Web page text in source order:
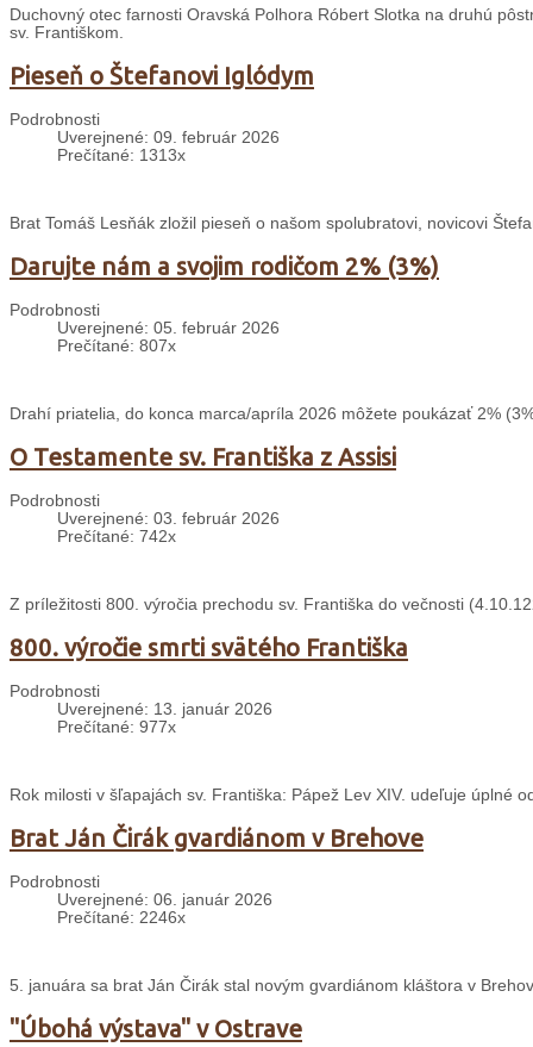
Duchovný otec farnosti Oravská Polhora Róbert Slotka na druhú
sv. Františkom.
Pieseň o Štefanovi Iglódym
Podrobnosti
Uverejnené: 09. február 2026
Prečítané: 1313x
Brat Tomáš Lesňák zložil pieseň o našom spolubratovi, novicovi
Darujte nám a svojim rodičom 2% (3%)
Podrobnosti
Uverejnené: 05. február 2026
Prečítané: 807x
Drahí priatelia, do konca marca/apríla 2026 môžete poukázať 2%
O Testamente sv. Františka z Assisi
Podrobnosti
Uverejnené: 03. február 2026
Prečítané: 742x
Z príležitosti 800. výročia prechodu sv. Františka do večnosti
800. výročie smrti svätého Františka
Podrobnosti
Uverejnené: 13. január 2026
Prečítané: 977x
Rok milosti v šľapajách sv. Františka: Pápež Lev XIV. udeľuje úplné
Brat Ján Čirák gvardiánom v Brehove
Podrobnosti
Uverejnené: 06. január 2026
Prečítané: 2246x
5. januára sa brat Ján Čirák stal novým gvardiánom kláštora v
"Úbohá výstava" v Ostrave